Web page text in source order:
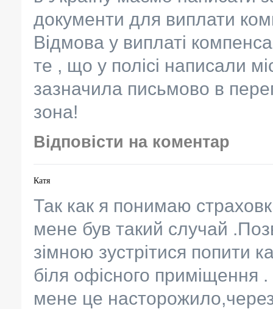
документи для виплати
Відмова у виплаті
те , що у полісі написали
зазначила письмово в
зона!
Відповісти на коментар
Катя
Так как я понимаю
мене був такий случай
зімною зустрітися попити
біля офісного приміщення
мене це